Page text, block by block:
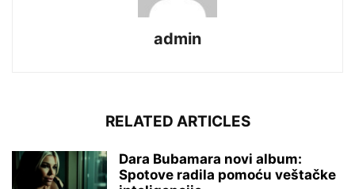
admin
RELATED ARTICLES
Dara Bubamara novi album:
Spotove radila pomoću veštačke